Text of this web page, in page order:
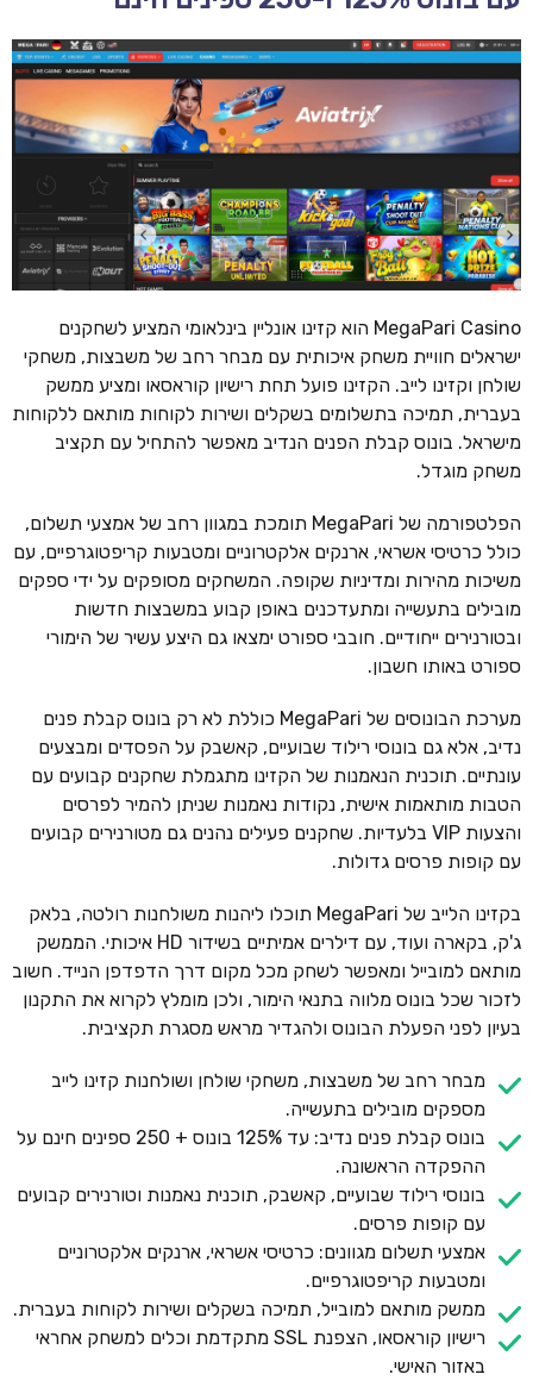
MegaPari Casino הוא קזינו אונליין בינלאומי המציע לשחקנים
ישראלים חוויית משחק איכותית עם מבחר רחב של משבצות, משחקי
שולחן וקזינו לייב. הקזינו פועל תחת רישיון קוראסאו ומציע ממשק
בעברית, תמיכה בתשלומים בשקלים ושירות לקוחות מותאם ללקוחות
מישראל. בונוס קבלת הפנים הנדיב מאפשר להתחיל עם תקציב
משחק מוגדל.
הפלטפורמה של MegaPari תומכת במגוון רחב של אמצעי תשלום,
כולל כרטיסי אשראי, ארנקים אלקטרוניים ומטבעות קריפטוגרפיים, עם
משיכות מהירות ומדיניות שקופה. המשחקים מסופקים על ידי ספקים
מובילים בתעשייה ומתעדכנים באופן קבוע במשבצות חדשות
ובטורנירים ייחודיים. חובבי ספורט ימצאו גם היצע עשיר של הימורי
ספורט באותו חשבון.
מערכת הבונוסים של MegaPari כוללת לא רק בונוס קבלת פנים
נדיב, אלא גם בונוסי רילוד שבועיים, קאשבק על הפסדים ומבצעים
עונתיים. תוכנית הנאמנות של הקזינו מתגמלת שחקנים קבועים עם
הטבות מותאמות אישית, נקודות נאמנות שניתן להמיר לפרסים
והצעות VIP בלעדיות. שחקנים פעילים נהנים גם מטורנירים קבועים
עם קופות פרסים גדולות.
בקזינו הלייב של MegaPari תוכלו ליהנות משולחנות רולטה, בלאק
ג'ק, בקארה ועוד, עם דילרים אמיתיים בשידור HD איכותי. הממשק
מותאם למובייל ומאפשר לשחק מכל מקום דרך הדפדפן הנייד. חשוב
לזכור שכל בונוס מלווה בתנאי הימור, ולכן מומלץ לקרוא את התקנון
בעיון לפני הפעלת הבונוס ולהגדיר מראש מסגרת תקציבית.
מבחר רחב של משבצות, משחקי שולחן ושולחנות קזינו לייב
מספקים מובילים בתעשייה.
בונוס קבלת פנים נדיב: עד 125% בונוס + 250 ספינים חינם על
ההפקדה הראשונה.
בונוסי רילוד שבועיים, קאשבק, תוכנית נאמנות וטורנירים קבועים
עם קופות פרסים.
אמצעי תשלום מגוונים: כרטיסי אשראי, ארנקים אלקטרוניים
ומטבעות קריפטוגרפיים.
ממשק מותאם למובייל, תמיכה בשקלים ושירות לקוחות בעברית.
רישיון קוראסאו, הצפנת SSL מתקדמת וכלים למשחק אחראי
באזור האישי.